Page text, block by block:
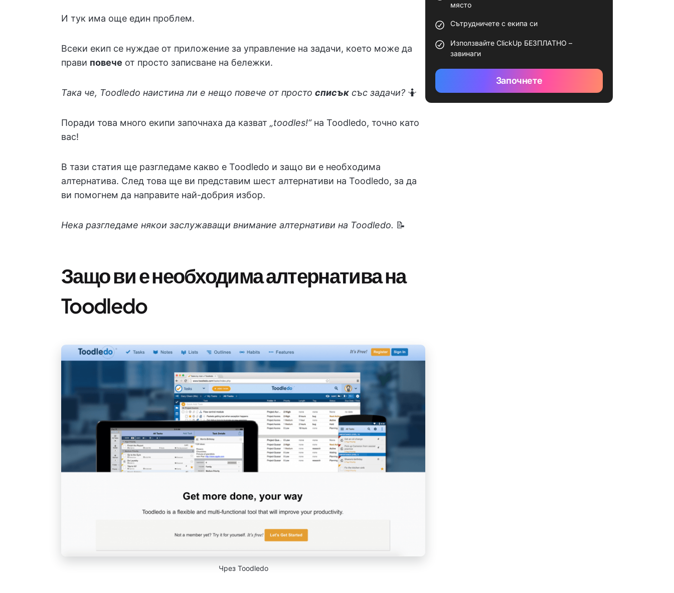
И тук има още един проблем.
Всеки екип се нуждае от приложение за управление на задачи, което може да
прави повече от просто записване на бележки.
Така че, Toodledo наистина ли е нещо повече от просто списък със задачи? 🤷
Поради това много екипи започнаха да казват „toodles!“на Toodledo, точно като
вас!
В тази статия ще разгледаме какво е Toodledo и защо ви е необходима
алтернатива. След това ще ви представим шест алтернативи на Toodledo, за да
ви помогнем да направите най-добрия избор.
Нека разгледаме някои заслужаващи внимание алтернативи на Toodledo. 📝
Защо ви е необходима алтернатива на
Toodledo
Чрез Toodledo
място
Сътрудничете с екипа си
Използвайте ClickUp БЕЗПЛАТНО –
завинаги
Започнете